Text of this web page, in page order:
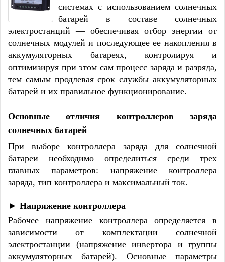
системах с использованием солнечных
батарей в составе солнечных
электростанций — обеспечивая отбор энергии от
солнечных модулей и последующее ее накопления в
аккумуляторных батареях, контролируя и
оптимизируя при этом сам процесс заряда и разряда,
тем самым продлевая срок службы аккумуляторных
батарей и их правильное функционирование.
Основные отличия контроллеров заряда
солнечных батарей
При выборе контроллера заряда для солнечной
батареи необходимо определиться среди трех
главных параметров: напряжение контроллера
заряда, тип контроллера и максимальный ток.
► Напряжение контроллера
Рабочее напряжение контроллера определяется в
зависимости от комплектации солнечной
электростанции (напряжение инвертора и группы
аккумуляторных батарей). Основные параметры